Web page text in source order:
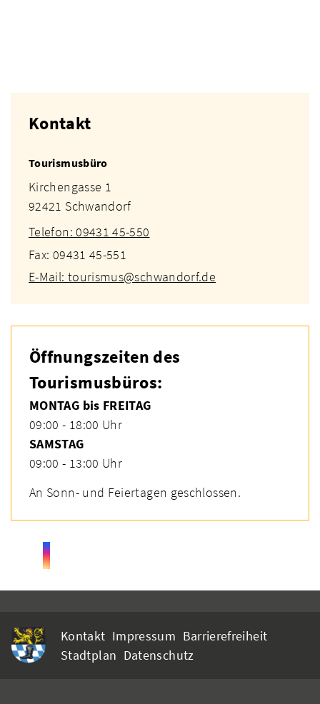
Kontakt
Tourismusbüro
Kirchengasse 1
92421 Schwandorf
Telefon: 09431 45-550
Fax: 09431 45-551
E-Mail: tourismus@schwandorf.de
Öffnungszeiten des
Tourismusbüros:
MONTAG bis FREITAG
09:00 - 18:00 Uhr
SAMSTAG
09:00 - 13:00 Uhr
An Sonn- und Feiertagen geschlossen.
Kontakt Impressum Barrierefreiheit
Stadtplan Datenschutz